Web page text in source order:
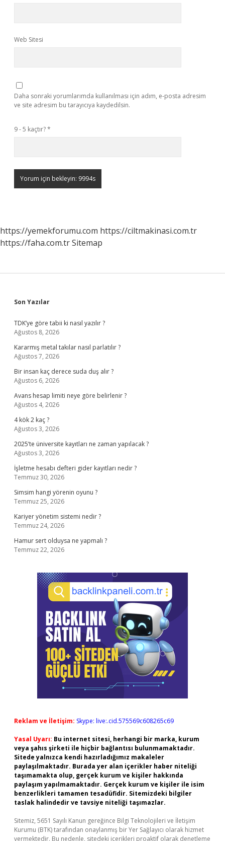
Web Sitesi
Daha sonraki yorumlarımda kullanılması için adım, e-posta adresim
ve site adresim bu tarayıcıya kaydedilsin.
9 - 5 kaçtır?*
https://yemekforumu.com https://ciltmakinasi.com.tr
https://faha.com.trSitemap
Sidebar
Son Yazılar
TDK’ye göre tabii ki nasıl yazılır ?
Ağustos 8, 2026
Kararmış metal takılar nasıl parlatılır ?
Ağustos 7, 2026
Bir insan kaç derece suda duş alır ?
Ağustos 6, 2026
Avans hesap limiti neye göre belirlenir ?
Ağustos 4, 2026
4 kök 2 kaç ?
Ağustos 3, 2026
2025’te üniversite kayıtları ne zaman yapılacak ?
Ağustos 3, 2026
İşletme hesabı defteri gider kayıtları nedir ?
Temmuz 30, 2026
Simsim hangi yörenin oyunu ?
Temmuz 25, 2026
Kariyer yönetim sistemi nedir ?
Temmuz 24, 2026
Hamur sert olduysa ne yapmalı ?
Temmuz 22, 2026
Reklam ve İletişim: Skype: live:.cid.575569c608265c69
Yasal Uyarı: Bu internet sitesi, herhangi bir marka, kurum
veya şahıs şirketi ile hiçbir bağlantısı bulunmamaktadır.
Sitede yalnızca kendi hazırladığımız makaleler
paylaşılmaktadır. Burada yer alan içerikler haber niteliği
taşımamakta olup, gerçek kurum ve kişiler hakkında
paylaşım yapılmamaktadır. Gerçek kurum ve kişiler ile isim
benzerlikleri tamamen tesadüfidir. Sitemizdeki bilgiler
taslak halindedir ve tavsiye niteliği taşımazlar.
Sitemiz, 5651 Sayılı Kanun gereğince Bilgi Teknolojileri ve İletişim
Kurumu (BTK) tarafından onaylanmış bir Yer Sağlayıcı olarak hizmet
vermektedir. Bu nedenle, sitedeki içerikleri proaktif olarak denetleme